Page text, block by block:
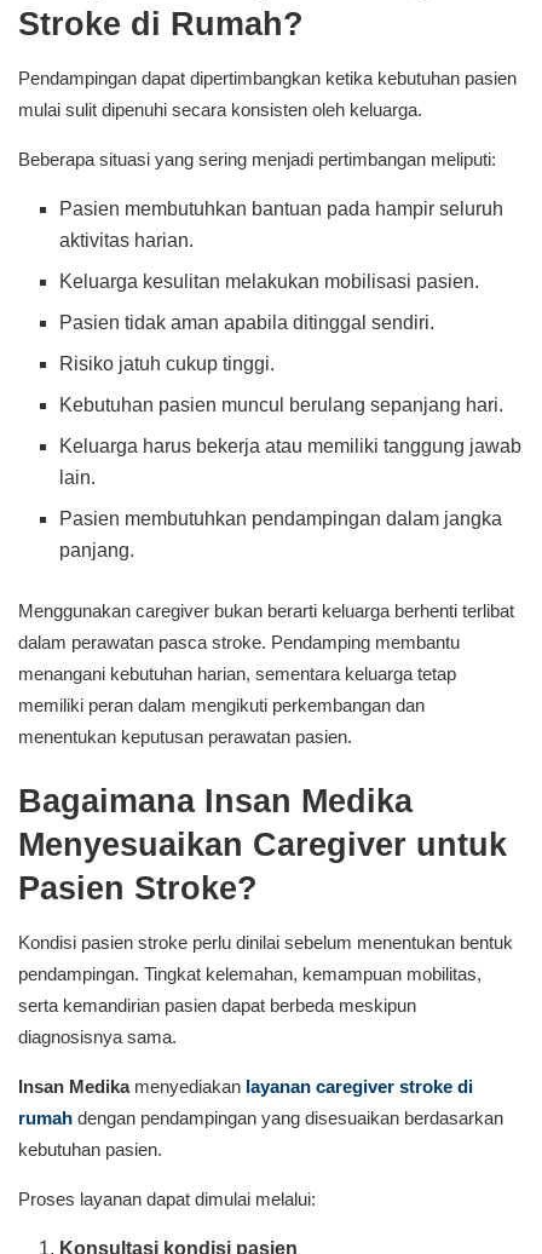
Stroke di Rumah?
Pendampingan dapat dipertimbangkan ketika kebutuhan pasien
mulai sulit dipenuhi secara konsisten oleh keluarga.
Beberapa situasi yang sering menjadi pertimbangan meliputi:
Pasien membutuhkan bantuan pada hampir seluruh
aktivitas harian.
Keluarga kesulitan melakukan mobilisasi pasien.
Pasien tidak aman apabila ditinggal sendiri.
Risiko jatuh cukup tinggi.
Kebutuhan pasien muncul berulang sepanjang hari.
Keluarga harus bekerja atau memiliki tanggung jawab
lain.
Pasien membutuhkan pendampingan dalam jangka
panjang.
Menggunakan caregiver bukan berarti keluarga berhenti terlibat
dalam perawatan pasca stroke. Pendamping membantu
menangani kebutuhan harian, sementara keluarga tetap
memiliki peran dalam mengikuti perkembangan dan
menentukan keputusan perawatan pasien.
Bagaimana Insan Medika
Menyesuaikan Caregiver untuk
Pasien Stroke?
Kondisi pasien stroke perlu dinilai sebelum menentukan bentuk
pendampingan. Tingkat kelemahan, kemampuan mobilitas,
serta kemandirian pasien dapat berbeda meskipun
diagnosisnya sama.
Insan Medikamenyediakan layanan caregiver stroke di
rumah dengan pendampingan yang disesuaikan berdasarkan
kebutuhan pasien.
Proses layanan dapat dimulai melalui:
Konsultasi kondisi pasien